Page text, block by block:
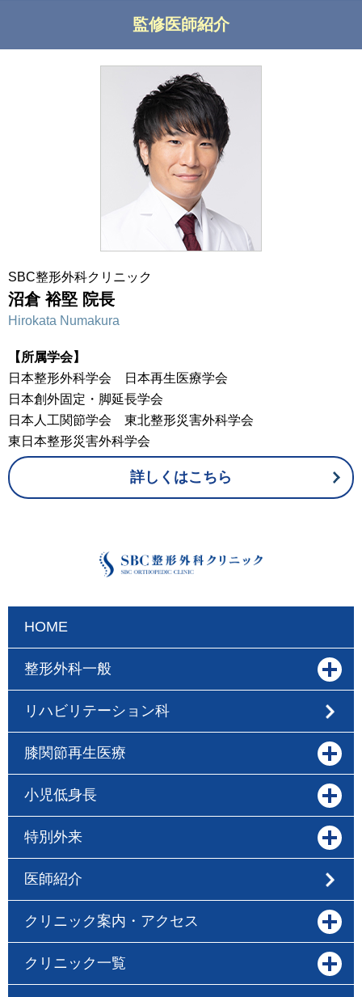
監修医師紹介
SBC整形外科クリニック
沼倉 裕堅 院長
Hirokata Numakura
【所属学会】
日本整形外科学会 日本再生医療学会
日本創外固定・脚延長学会
日本人工関節学会 東北整形災害外科学会
東日本整形災害外科学会
詳しくはこちら
HOME
整形外科一般
リハビリテーション科
膝関節再生医療
小児低身長
特別外来
医師紹介
クリニック案内・アクセス
クリニック一覧